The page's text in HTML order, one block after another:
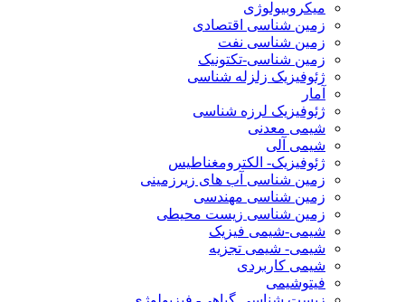
میکروبیولوژی
زمین شناسی اقتصادی
زمین شناسی نفت
زمین شناسی-تکتونیک
ژئوفیزیک زلزله شناسی
آمار
ژئوفیزیک لرزه شناسی
شیمی معدنی
شیمی آلی
ژئوفیزیک- الکترومغناطیس
زمین شناسی آب های زیرزمینی
زمین شناسی مهندسی
زمین شناسی زیست محیطی
شیمی-شیمی فیزیک
شیمی- شیمی تجزیه
شیمی کاربردی
فیتوشیمی